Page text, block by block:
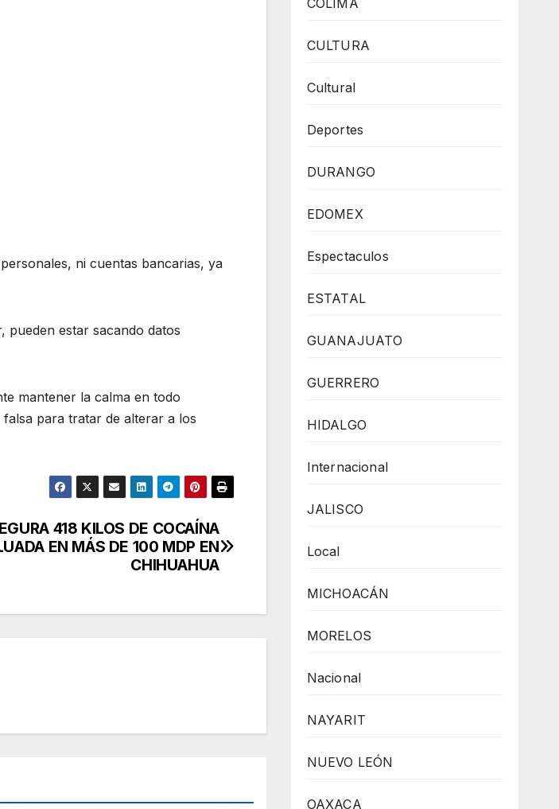
ni cuentas bancarias, ya
pueden estar sacando datos
mantener la calma en todo
para tratar de alterar a los
418 KILOS DE COCAÍNA
EN MÁS DE 100 MDP EN
CHIHUAHUA
COLIMA
CULTURA
Cultural
Deportes
DURANGO
EDOMEX
Espectaculos
ESTATAL
GUANAJUATO
GUERRERO
HIDALGO
Internacional
JALISCO
Local
MICHOACÁN
MORELOS
Nacional
NAYARIT
NUEVO LEÓN
OAXACA